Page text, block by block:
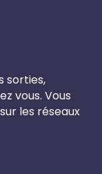
sorties,
vous. Vous
les réseaux